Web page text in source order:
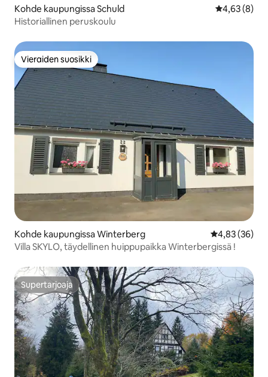
Kohde kaupungissa Schuld
4,63 (8)
Historiallinen peruskoulu
Vieraiden suosikki
Vieraiden suosikki
Kohde kaupungissa Winterberg
4,83 (36)
Villa SKYLO, täydellinen huippupaikka Winterbergissä !
Supertarjoaja
Supertarjoaja